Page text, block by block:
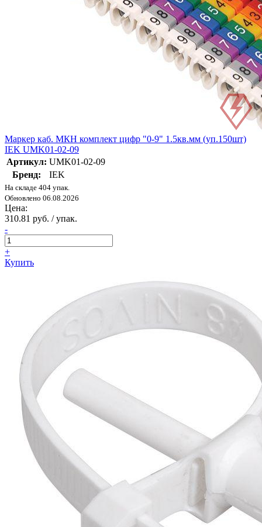
Маркер каб. МКН комплект цифр "0-9" 1.5кв.мм (уп.150шт)
IEK UMK01-02-09
Артикул: UMK01-02-09
Бренд:
IEK
На складе 404 упак.
Обновлено 06.08.2026
Цена:
310.81 руб. / упак.
-
+
Купить